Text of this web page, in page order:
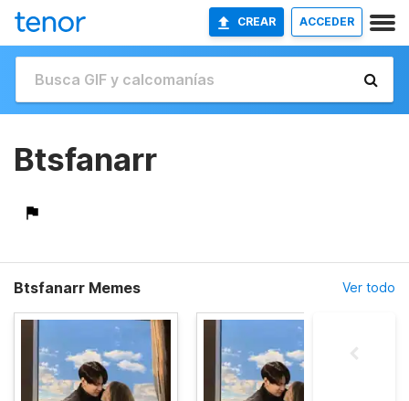
CREAR ACCEDER
Btsfanarr
Btsfanarr Memes Ver todo